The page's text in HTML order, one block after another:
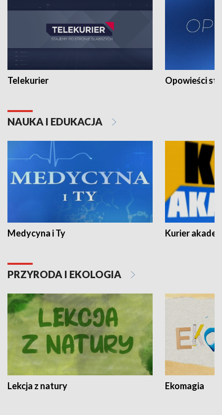
Telekurier Opowieści
NAUKA I EDUKACJA
Medycyna i Ty Kurier
PRZYRODA I EKOLOGIA
Lekcja z natury Ekomagia